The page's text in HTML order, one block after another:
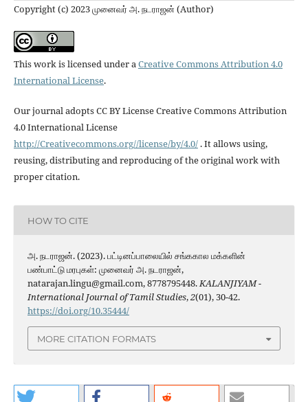
Copyright (c) 2023 முனைவர் அ. நடராஜன் (Author)
This work is licensed under aCreative Commons Attribution 4.0
International License.
Our journal adopts CC BY License Creative Commons Attribution
4.0 International License
http://Creativecommons.org//license/by/4.0/. It allows using,
reusing, distributing and reproducing of the original work with
proper citation.
HOW TO CITE
அ. நடராஜன். (2023). பட்டினப்பாலையில் சங்ககால மக்களின்
பண்பாட்டு மரபுகள்: முனைவர் அ. நடராஜன்,
natarajan.lingu@gmail.com, 8778795448.KALANJIYAM -
International Journal of Tamil Studies,2(01), 30-42.
https://doi.org/10.35444/
MORE CITATION FORMATS